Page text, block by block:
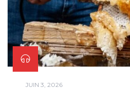
JUIN 3, 2026